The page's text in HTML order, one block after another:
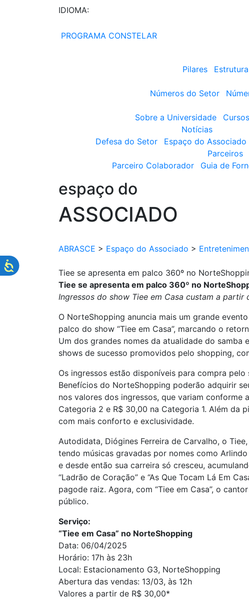
IDIOMA:
PROGRAMA CONSTELAR
Pilares
Estrutura
Números do Setor
Sobre a Universidade
Notícias
Defesa do Setor
Espaço do Associado
Parceiros
Parceiro Colaborador
Guia de
espaço do
ASSOCIADO
ABRASCE > Espaço do Associado >
Tiee se apresenta em palco 360º no
Tiee se apresenta em palco 360º no
Ingressos do show Tiee em Casa custam a partir
O NorteShopping anuncia mais um grande
palco do show “Tiee em Casa”, marcando o
Um dos grandes nomes da atualidade do samba
shows de sucesso promovidos pelo shopping,
Os ingressos estão disponíveis para compra
Benefícios do NorteShopping poderão adquirir
nos valores dos ingressos, que variam conforme
Categoria 2 e R$ 30,00 na Categoria 1. Além da
com mais conforto e exclusividade.
Autodidata, Diógines Ferreira de Carvalho, o
tendo músicas gravadas por nomes como
e desde então sua carreira só cresceu,
“Ladrão de Coração” e “As Que Tocam Lá Em
pagode raiz. Agora, com “Tiee em Casa”, o
público.
Serviço:
“Tiee em Casa” no NorteShopping
Data: 06/04/2025
Horário: 17h às 23h
Local: Estacionamento G3, NorteShopping
Abertura das vendas: 13/03, às 12h
Valores a partir de R$ 30,00*